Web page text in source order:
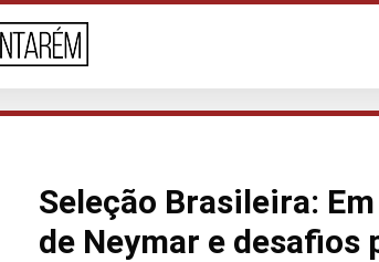
Seleção Brasileira:
de Neymar e